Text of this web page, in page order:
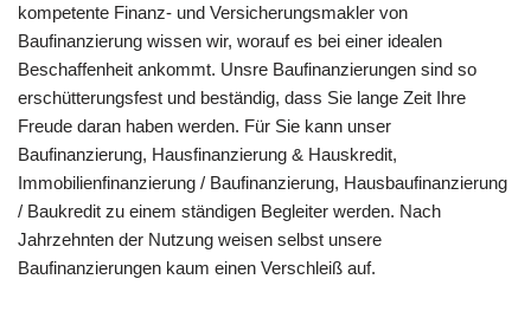
kompetente Finanz- und Versicherungsmakler von
Baufinanzierung wissen wir, worauf es bei einer idealen
Beschaffenheit ankommt. Unsre Baufinanzierungen sind so
erschütterungsfest und beständig, dass Sie lange Zeit Ihre
Freude daran haben werden. Für Sie kann unser
Baufinanzierung, Hausfinanzierung & Hauskredit,
Immobilienfinanzierung / Baufinanzierung, Hausbaufinanzierung
/ Baukredit zu einem ständigen Begleiter werden. Nach
Jahrzehnten der Nutzung weisen selbst unsere
Baufinanzierungen kaum einen Verschleiß auf.